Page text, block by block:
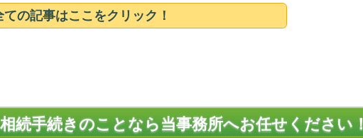
の記事はここをクリック！
続手続きのことなら当事務所へお任せください！